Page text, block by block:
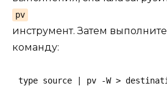
pv
инструмент. Затем
команду:
type source | pv -W >